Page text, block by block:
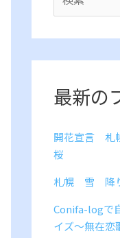
最新の
開花宣言 札
桜
札幌 雪 降
Conifa-logで
イズ～無在恋